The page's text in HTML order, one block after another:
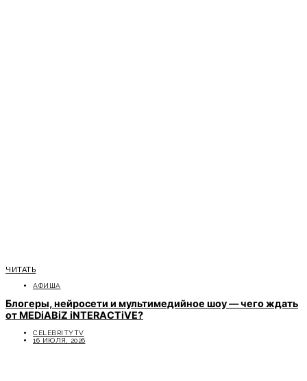
ЧИТАТЬ
АФИША
Блогеры, нейросети и мультимедийное шоу — чего ждать
от MEDiABiZ iNTERACTiVE?
CELEBRITYTV
16 ИЮЛЯ, 2026